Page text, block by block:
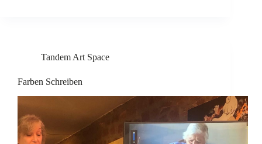
Tandem Art Space
Farben Schreiben